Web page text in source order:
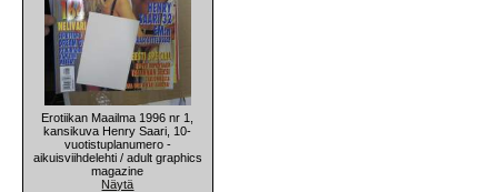
Erotiikan Maailma 1996 nr 1,
kansikuva Henry Saari, 10-
vuotistuplanumero -
aikuisviihdelehti / adult graphics
magazine
Näytä